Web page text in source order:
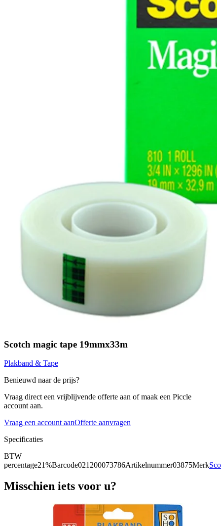
Scotch magic tape 19mmx33m
Plakband & Tape
Benieuwd naar de prijs?
Vraag direct een vrijblijvende offerte aan of maak een Piccle
account aan.
Vraag een account aanOfferte aanvragen
Specificaties
BTW
percentage21%Barcode021200073786Artikelnummer03875Merk
Misschien iets voor u?